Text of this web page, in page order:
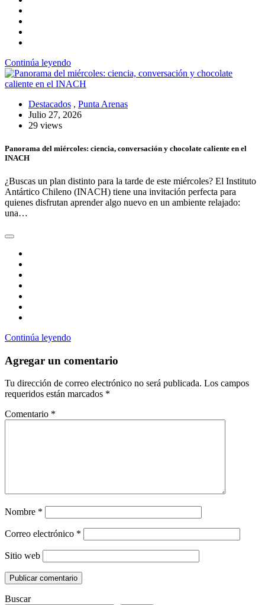
Continúa leyendo
Destacados , Punta Arenas
Julio 27, 2026
29 views
Panorama del miércoles: ciencia, conversación y chocolate caliente en el
INACH
¿Buscas un plan distinto para la tarde de este miércoles? El Instituto
Antártico Chileno (INACH) tiene una invitación perfecta para
quienes disfrutan aprender algo nuevo en un ambiente relajado:
una…
Continúa leyendo
Agregar un comentario
Tu dirección de correo electrónico no será publicada. Los campos
requeridos están marcados *
Comentario *
Nombre *
Correo electrónico *
Sitio web
Buscar